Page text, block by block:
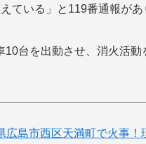
えている」と119番通報が
10台を出動させ、消火活
広島市西区天満町で火事